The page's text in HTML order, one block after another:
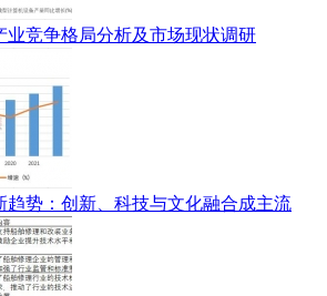
业竞争格局分析及市场现状调研
趋势：创新、科技与文化融合成主流